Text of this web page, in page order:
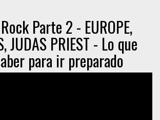
Parte 2 - EUROPE,
JUDAS PRIEST - Lo que
para ir preparado